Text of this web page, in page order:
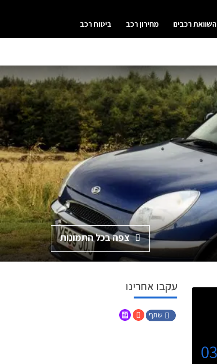
השוואת רכבים מחירון רכב ביטוח רכב
צפה בכל התמונות
עקבו אחרינו
שתף